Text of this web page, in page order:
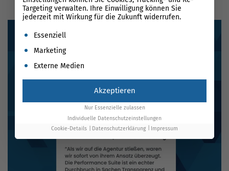
Targeting verwalten. Ihre Einwilligung können Sie
jederzeit mit Wirkung für die Zukunft widerrufen.
Es folgt eine Liste der Service-Gruppen, für die eine
Essenziell
Marketing
Externe Medien
Akzeptieren
Nur Essenzielle zulassen
Individuelle Datenschutzeinstellungen
Cookie-Details
Datenschutzerklärung Impressum